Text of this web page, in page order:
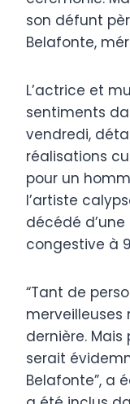
son défunt
Belafonte,
L’actrice et
sentiments
vendredi,
réalisations
pour un
l’artiste
décédé
congestive à
“Tant de
merveilleuses
dernière.
serait
Belafonte”, a